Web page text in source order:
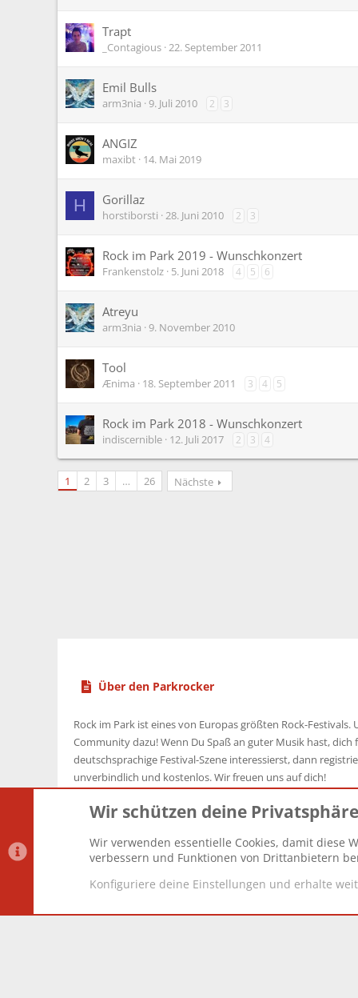
Trapt
_Contagious 22. September 2011
Emil Bulls
arm3nia 9. Juli 2010 2 3
ANGIZ
maxibt 14. Mai 2019
H Gorillaz
horstiborsti 28. Juni 2010 2 3
Rock im Park 2019 - Wunschkonzert
Frankenstolz 5. Juni 2018 4 5 6
Atreyu
arm3nia 9. November 2010
Tool
Ænima 18. September 2011 3 4 5
Rock im Park 2018 - Wunschkonzert
indiscernible 12. Juli 2017 2 3 4
1 2 3 … 26 Nächste
Über den Parkrocker
Rock im Park ist eines von Europas größten Rock-Festivals.
Community dazu! Wenn Du Spaß an guter Musik hast, dich
deutschsprachige Festival-Szene interessierst, dann
unverbindlich und kostenlos. Wir freuen uns auf dich!
Datenschutz-Einstellungen PR Light Deutsch [Du]
Wir schützen deine Privatsphäre
Wir verwenden essentielle Cookies, damit diese
verbessern und Funktionen von Drittanbietern
Konfiguriere deine Einstellungen und erhalte